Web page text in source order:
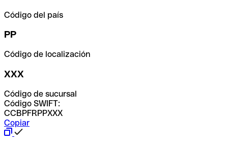
Código del país
PP
Código de localización
XXX
Código de sucursal
Código SWIFT:
CCBPFRPPXXX
Copiar